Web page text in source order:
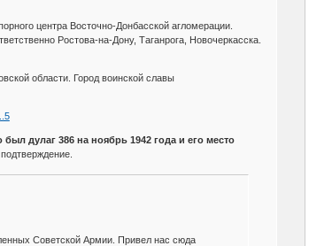
центра Восточно-Донбасской агломерации.
Ростова-на-Дону, Таганрога, Новочеркасска.
области. Город воинской славы
был дулаг 386 на ноябрь 1942 года и его место
Советской Армии. Привел нас сюда